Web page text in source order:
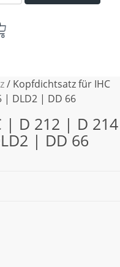
/ Kopfdichtsatz für IHC
| DLD2 | DD 66
| D 212 | D 214
| DD 66